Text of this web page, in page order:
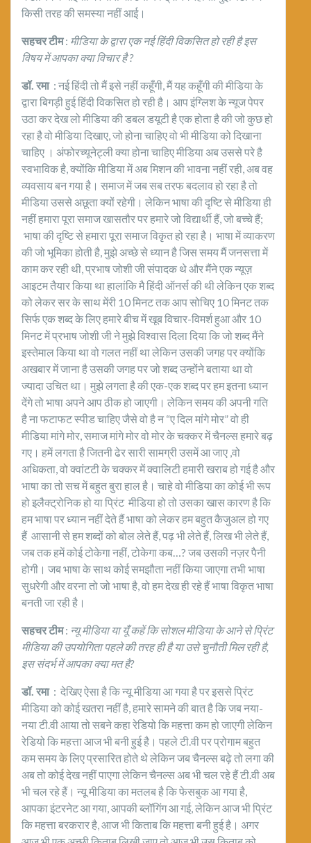
किसी तरह की समस्या नहीं आई।
सहचर टीम: मीडिया के द्वारा एक नई हिंदी विकसित हो रही है इस
विषय में आपका क्या विचार है ?
डॉ. रमा: नई हिंदी तो मैं इसे नहीं कहूँगी, मैं यह कहूँगी की मीडिया के
द्वारा बिगड़ी हुई हिंदी विकसित हो रही है। आप इंग्लिश के न्यूज पेपर
उठा कर देख लो मीडिया की डबल डयूटी है एक होता है की जो कुछ हो
रहा है वो मीडिया दिखाए, जो होना चाहिए वो भी मीडिया को दिखाना
चाहिए । अंफोरच्यूनेट्ली क्या होना चाहिए मीडिया अब उससे परे है
स्वभाविक है, क्योंकि मीडिया में अब मिशन की भावना नहीं रही, अब वह
व्यवसाय बन गया है। समाज में जब सब तरफ बदलाव हो रहा है तो
मीडिया उससे अछूता क्यों रहेगी। लेकिन भाषा की दृष्टि से मीडिया ही
नहीं हमारा पूरा समाज खासतौर पर हमारे जो विद्यार्थी हैं, जो बच्चे हैं;
भाषा की दृष्टि से हमारा पूरा समाज विकृत हो रहा है। भाषा में व्याकरण
की जो भूमिका होती है, मुझे अच्छे से ध्यान है जिस समय मैं जनसत्ता में
काम कर रही थी, प्रभाष जोशी जी संपादक थे और मैंने एक न्यूज़
आइटम तैयार किया था हालांकि मै हिंदी ऑनर्स की थी लेकिन एक शब्द
को लेकर सर के साथ मेंरी 10 मिनट तक आप सोचिए 10 मिनट तक
सिर्फ एक शब्द के लिए हमारे बीच में खूब विचार-विमर्श हुआ और 10
मिनट में प्रभाष जोशी जी ने मुझे विश्वास दिला दिया कि जो शब्द मैंने
इस्तेमाल किया था वो गलत नहीं था लेकिन उसकी जगह पर क्योंकि
अखबार में जाना है उसकी जगह पर जो शब्द उन्होंने बताया था वो
ज्यादा उचित था। मुझे लगता है की एक-एक शब्द पर हम इतना ध्यान
देंगे तो भाषा अपने आप ठीक हो जाएगी। लेकिन समय की अपनी गति
है ना फटाफट स्पीड चाहिए जैसे वो है न “ए दिल मांगे मोर” वो ही
मीडिया मांगे मोर, समाज मांगे मोर वो मोर के चक्कर में चैनल्स हमारे बढ़
गए। हमें लगता है जितनी ढेर सारी सामग्री उसमें आ जाए ,वो
अधिकता, वो क्वांटटी के चक्कर में क्वालिटी हमारी खराब हो गई है और
भाषा का तो सच में बहुत बुरा हाल है। चाहे वो मीडिया का कोई भी रूप
हो इलैक्ट्रोनिक हो या प्रिंट मीडिया हो तो उसका खास कारण है कि
हम भाषा पर ध्यान नहीं देते हैं भाषा को लेकर हम बहुत कैजुअल हो गए
हैं आसानी से हम शब्दों को बोल लेते हैं, पढ़ भी लेते हैं, लिख भी लेते हैं,
जब तक हमें कोई टोकेगा नहीं, टोकेगा कब…? जब उसकी नज़र पैनी
होगी। जब भाषा के साथ कोई समझौता नहीं किया जाएगा तभी भाषा
सुधरेगी और वरना तो जो भाषा है, वो हम देख ही रहे हैं भाषा विकृत भाषा
बनती जा रही है।
सहचर टीम: न्यू मीडिया या यूँ कहें कि सोशल मीडिया के आने से प्रिंट
मीडिया की उपयोगिता पहले की तरह ही है या उसे चुनौती मिल रही है,
इस संदर्भ में आपका क्या मत है?
डॉ. रमा: देखिए ऐसा है कि न्यू मीडिया आ गया है पर इससे प्रिंट
मीडिया को कोई खतरा नहीं है, हमारे सामने की बात है कि जब नया-
नया टी.वी आया तो सबने कहा रेडियो कि महत्ता कम हो जाएगी लेकिन
रेडियो कि महत्ता आज भी बनी हुई है। पहले टी.वी पर प्रोगाम बहुत
कम समय के लिए प्रसारित होते थे लेकिन जब चैनल्स बढ़े तो लगा की
अब तो कोई देख नहीं पाएगा लेकिन चैनल्स अब भी चल रहे हैं टी.वी अब
भी चल रहे हैं। न्यू मीडिया का मतलब है कि फेसबुक आ गया है,
आपका इंटरनेट आ गया, आपकी ब्लॉगिंग आ गई, लेकिन आज भी प्रिंट
कि महत्ता बरकरार है, आज भी किताब कि महत्ता बनी हुई है। अगर